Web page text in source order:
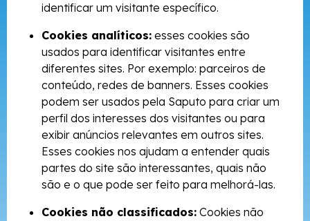
identificar um visitante específico.
Cookies analíticos: esses cookies são
usados para identificar visitantes entre
diferentes sites. Por exemplo: parceiros de
conteúdo, redes de banners. Esses cookies
podem ser usados pela Saputo para criar um
perfil dos interesses dos visitantes ou para
exibir anúncios relevantes em outros sites.
Esses cookies nos ajudam a entender quais
partes do site são interessantes, quais não
são e o que pode ser feito para melhorá-las.
Cookies não classificados: Cookies não